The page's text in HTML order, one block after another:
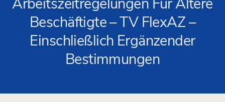
Beschäftigte – TV FlexAZ –
Einschließlich Ergänzender
Bestimmungen